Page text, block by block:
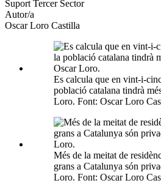
socials
Suport Tercer Sector
Autor/a
Oscar Loro Castilla
Es calcula que en vint-i-
població catalana tindrà
Loro. Font: Oscar Loro
Més de la meitat de
grans a Catalunya són
Loro. Font: Oscar Loro